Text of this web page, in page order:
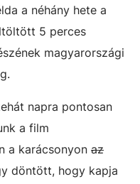
a néhány hete a
5 perces
magyarországi
napra pontosan
a film
a karácsonyon az
döntött, hogy kapja